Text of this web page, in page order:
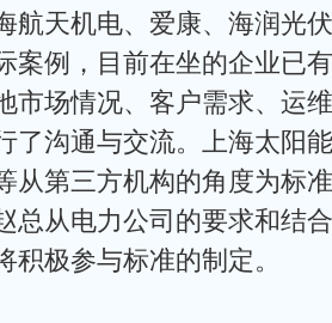
航天机电、爱康、海润光
案例，目前在坐的企业已
市场情况、客户需求、运
了沟通与交流。上海太阳
从第三方机构的角度为标
总从电力公司的要求和结
积极参与标准的制定。